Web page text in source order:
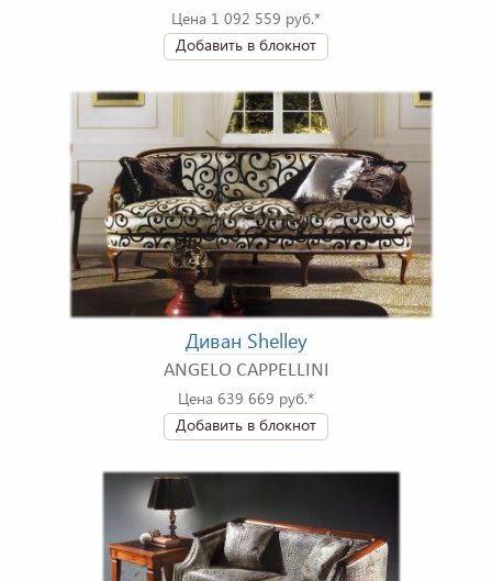
Цена 1 092 559 руб.*
Добавить в блокнот
Диван Shelley
ANGELO CAPPELLINI
Цена 639 669 руб.*
Добавить в блокнот